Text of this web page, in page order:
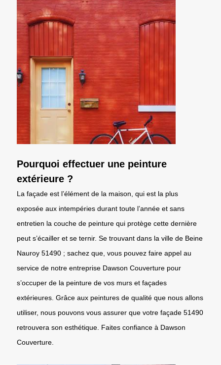
Pourquoi effectuer une peinture
extérieure ?
La façade est l’élément de la maison, qui est la plus
exposée aux intempéries durant toute l’année et sans
entretien la couche de peinture qui protège cette dernière
peut s’écailler et se ternir. Se trouvant dans la ville de Beine
Nauroy 51490 ; sachez que, vous pouvez faire appel au
service de notre entreprise Dawson Couverture pour
s’occuper de la peinture de vos murs et façades
extérieures. Grâce aux peintures de qualité que nous allons
utiliser, nous pouvons vous assurer que votre façade 51490
retrouvera son esthétique. Faites confiance à Dawson
Couverture.